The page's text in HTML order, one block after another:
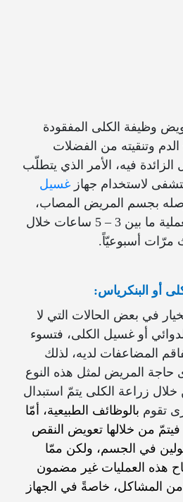
وظيفة الكلى المفقودة
الدم وتنقيته من الفضلات
الزائدة فيه، الأمر الذي يتطلّب
لاستخدام جهاز غسيل
بجسم المريض المصاب،
وتستغرق هذه العملية ما بين 3 – 5 ساعات خلال
مرّات أسبوعيّاً.
أو البنكرياس:
في بعض الحالات التي لا
أو غسيل الكلى، فتسوء
المضاعفات لديه، لذلك
حاجة المريض لمثل هذه النوع
زراعة الكلى يتمّ استبدال
تقوم بالوظائف الطبيعية، أمّا
فيتمّ من خلالها تعويض النقص
في الجسم، ولكن ممّا
هذه العمليات غير مضمون
المشاكل، خاصةً في الجهاز